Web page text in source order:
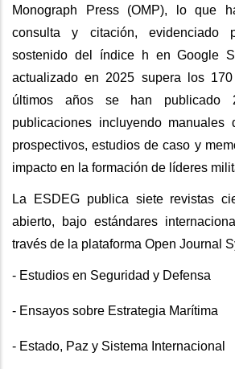
Monograph Press (OMP), lo que
consulta y citación, evidenciado
sostenido del índice h en Google
actualizado en 2025 supera los
últimos años se han publicado
publicaciones incluyendo manuales
prospectivos, estudios de caso y
impacto en la formación de líderes
La ESDEG publica siete revistas
abierto, bajo estándares
través de la plataforma Open Journal
- Estudios en Seguridad y Defensa
- Ensayos sobre Estrategia Marítima
- Estado, Paz y Sistema Internacional